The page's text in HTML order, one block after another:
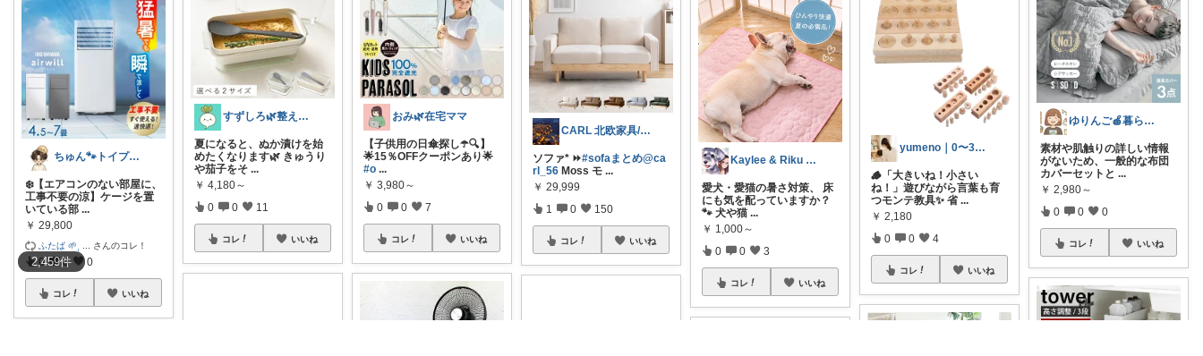
2,459件
ちゅん🐾トイプーと暮らす部屋
❄️【エアコンのない部屋に、
工事不要の涼】ケージを置
いている部 ...
￥ 29,800
ふたば 🌱⸒ さんのコレ！
0 0 0
コレ いいね
すずしろ🌿整えながら、ゆるく暮らす
夏になると、ぬか漬けを始
めたくなります🌿 きゅうり
や茄子をそ ...
￥ 4,180～
0 0 11
コレ いいね
おみ🌿在宅ママ
【子供用の日傘探し☂️🔍】
🌟15％OFFクーポンあり🌟
#o ...
￥ 3,980～
0 0 7
コレ いいね
CARL 北欧家具/暮らし
ソファ* ⏩#sofaまとめ@ca
rl_56 Moss モ ...
￥ 29,999
1 0 150
コレ いいね
Kaylee & Riku Room’s
愛犬・愛猫の暑さ対策、 床
にも気を配っていますか？
🐾 犬や猫 ...
￥ 1,000～
0 0 3
コレ いいね
yumeno｜0〜3歳知育🌱
🪵「大きいね！小さい
ね！」遊びながら言葉も育
つモンテ教具✨ 省 ...
￥ 2,180
0 0 4
コレ いいね
ゆりんご🍎暮らしにまつわるおすすめ品
素材や肌触りの詳しい情報
がないため、一般的な布団
カバーセットと ...
￥ 2,980～
0 0 0
コレ いいね